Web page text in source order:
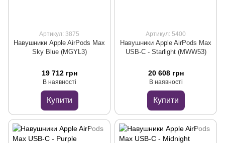
Артикул: 3875
Навушники Apple AirPods Max
Sky Blue (MGYL3)
19 712 грн
В наявності
Купити
Артикул: 5400
Навушники Apple AirPods Max
USB-C - Starlight (MWW53)
20 608 грн
В наявності
Купити